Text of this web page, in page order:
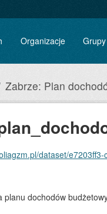
Organizacje Grupy
Zabrze: Plan
dataset/e7203ff3-ce1a-
dochodów